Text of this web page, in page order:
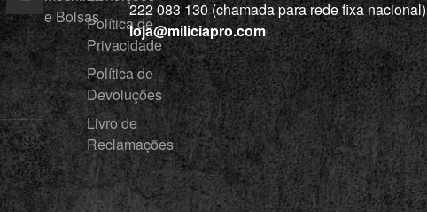
e BolsasPolítica de
Privacidade
Política de
Devoluções
Livro de
Reclamações
222 083 130 (chamada para rede fixa nacional)
loja@miliciapro.com